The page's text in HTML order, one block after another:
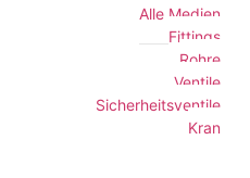
Alle Medien
Fittings
Rohre
Ventile
Sicherheitsventile
Kran